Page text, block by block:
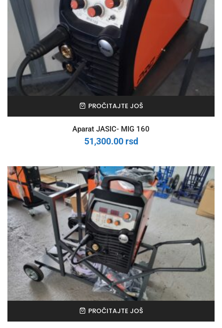
PROČITAJTE JOŠ
Aparat JASIC- MIG 160
51,300.00 rsd
PROČITAJTE JOŠ